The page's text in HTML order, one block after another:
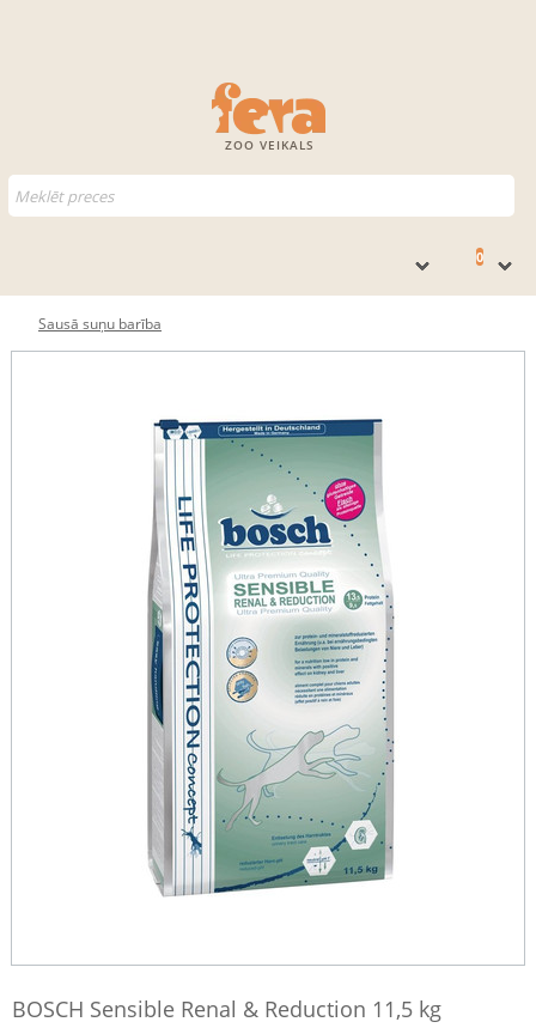
ZOO VEIKALS
0
Sausā suņu barība
BOSCH Sensible Renal & Reduction 11,5 kg